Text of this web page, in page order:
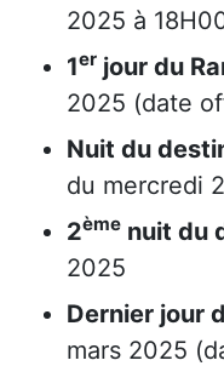
2025 à
1er jour du
2025 (date
Nuit du
du mercredi
2ème nuit du
2025
Dernier jour
mars 2025